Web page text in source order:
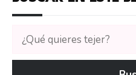
Buscar
tutoriales
en